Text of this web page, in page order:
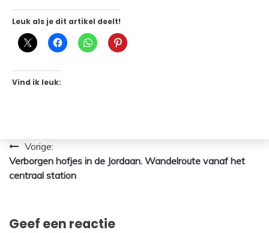
Leuk als je dit artikel deelt!
Vind ik leuk:
Bericht
navigatie
Vorige:
Verborgen hofjes in de Jordaan. Wandelroute vanaf het
centraal station
Geef een reactie